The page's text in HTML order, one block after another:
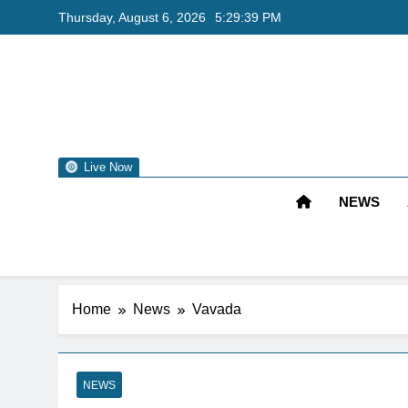
Thursday, August 6, 2026 5:29:40 PM
Live Now
NEWS
Home News Vavada
NEWS